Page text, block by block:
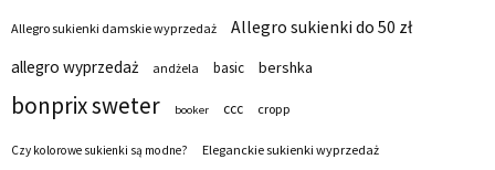
Allegro sukienki damskie wyprzedaż
Allegro sukienki do 50 zł
allegro wyprzedaż
andżela basic bershka
bonprix sweter booker ccc cropp
Czy kolorowe sukienki są modne? Eleganckie sukienki wyprzedaż